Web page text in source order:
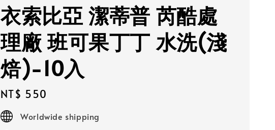
衣索比亞 潔蒂普 芮酷處
理廠 班可果丁丁 水洗(淺
焙)-10入
Regular
price
NT$ 550
Worldwide shipping